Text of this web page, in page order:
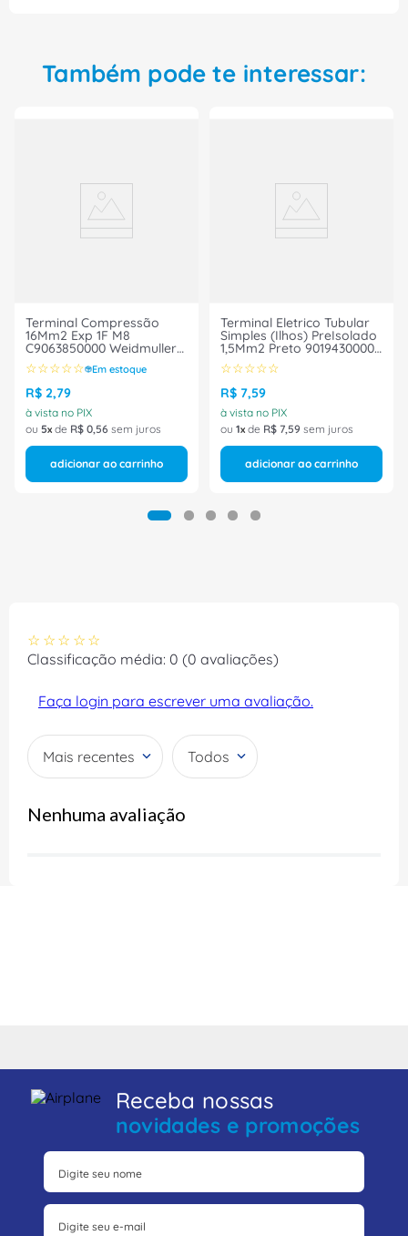
Também pode te interessar:
Terminal Compressão
16Mm2 Exp 1F M8
C9063850000 Weidmuller
Conexel
☆☆☆☆☆ Em estoque
R$ 2,79
à vista no PIX
ou 5 de R$ 0,56 sem juros
adicionar ao carrinho
Terminal Eletrico Tubular
Simples (Ilhos) PreIsolado
1,5Mm2 Preto 9019430000
Weidmuller Conexel
☆☆☆☆☆
R$ 7,59
à vista no PIX
ou 1 de R$ 7,59 sem juros
adicionar ao carrinho
☆ ☆ ☆ ☆ ☆
Classificação média: 0 (0 avaliações)
Faça login para escrever uma avaliação.
Mais recentes Todos
Nenhuma avaliação
Receba nossas
novidades e promoções